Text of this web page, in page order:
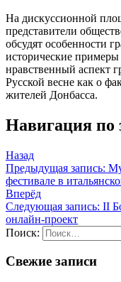
На дискуссионной
представители
обсудят особенности
исторические
нравственный аспект
Русской весне как о
жителей Донбасса.
Навигация по
Назад
Предыдущая запись:
фестивале в
Вперёд
Следующая запись: II
онлайн-проект
Поиск:
Свежие записи